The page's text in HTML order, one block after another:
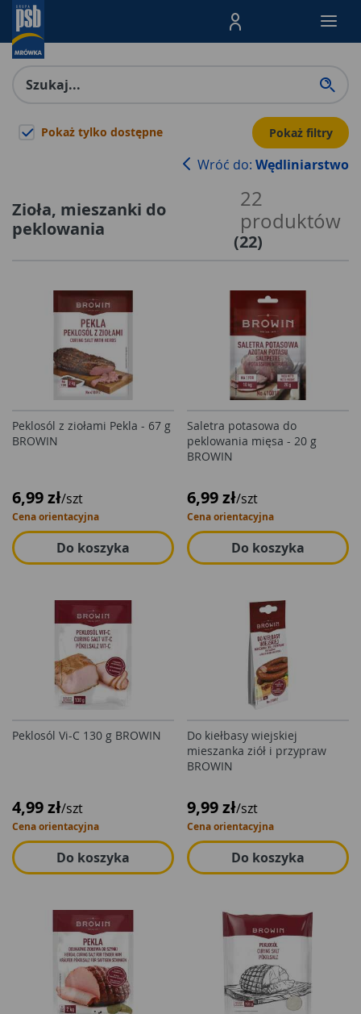
Menu Produktów,
Pokaż tylko dostępne Pokaż filtry
Wróć do: Wędliniarstwo
Zioła, mieszanki do
peklowania
22
produktów
(22)
Peklosól z ziołami Pekla - 67 g
BROWIN
6,99 zł/szt
Cena orientacyjna
Do koszyka
Saletra potasowa do
peklowania mięsa - 20 g
BROWIN
6,99 zł/szt
Cena orientacyjna
Do koszyka
Peklosól Vi-C 130 g BROWIN
4,99 zł/szt
Cena orientacyjna
Do koszyka
Do kiełbasy wiejskiej
mieszanka ziół i przypraw
BROWIN
9,99 zł/szt
Cena orientacyjna
Do koszyka